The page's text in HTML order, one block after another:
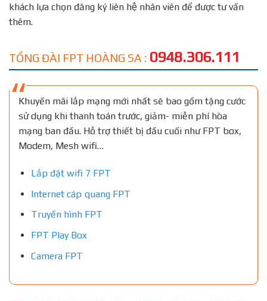
khách lựa chọn đăng ký liên hệ nhân viên để được tư vấn
thêm.
TỔNG ĐÀI FPT HOÀNG SA : 0948.306.111
Khuyến mãi lắp mạng mới nhất sẽ bao gồm tặng cước
sử dụng khi thanh toán trước, giảm- miễn phí hòa
mạng ban đầu. Hỗ trợ thiết bị đầu cuối như FPT box,
Modem, Mesh wifi…
Lắp đặt wifi 7 FPT
Internet cáp quang FPT
Truyền hình FPT
FPT Play Box
Camera FPT